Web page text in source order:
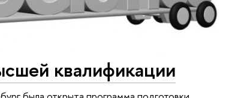
квалификации